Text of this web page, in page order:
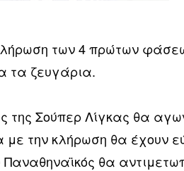
των 4 πρώτων
τα ζευγάρια.
της Σούπερ Λίγκας θα
την κλήρωση θα έχουν
Παναθηναϊκός θα